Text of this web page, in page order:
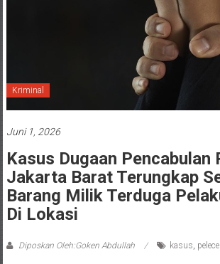
Kriminal
Juni 1, 2026
Kasus Dugaan Pencabulan
Jakarta Barat Terungkap
Barang Milik Terduga
Di Lokasi
Diposkan Oleh:Goken Abdullah kasus